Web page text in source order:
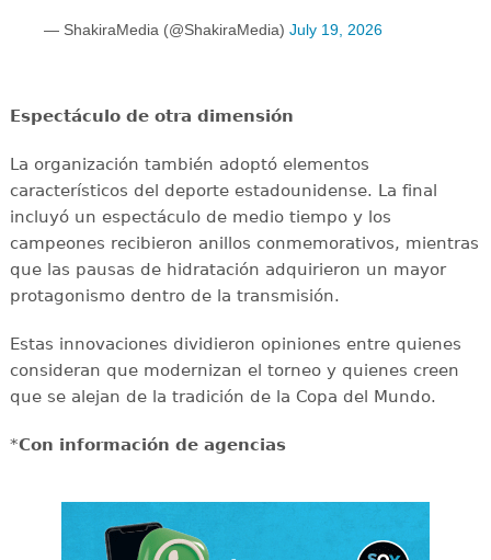
— ShakiraMedia (@ShakiraMedia) July 19, 2026
Espectáculo de otra dimensión
La organización también adoptó elementos
característicos del deporte estadounidense. La final
incluyó un espectáculo de medio tiempo y los
campeones recibieron anillos conmemorativos, mientras
que las pausas de hidratación adquirieron un mayor
protagonismo dentro de la transmisión.
Estas innovaciones dividieron opiniones entre quienes
consideran que modernizan el torneo y quienes creen
que se alejan de la tradición de la Copa del Mundo.
*Con información de agencias